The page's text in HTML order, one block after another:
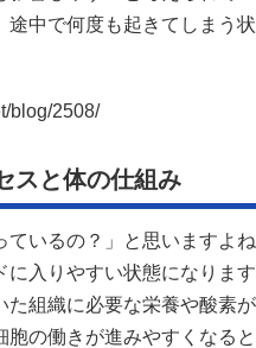
中で何度も起きてしまう
blog/2508/
スと体の仕組み
ているの？」と思いますよ
に入りやすい状態になりま
た組織に必要な栄養や酸素
の働きが進みやすくなる